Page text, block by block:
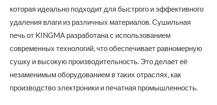
которая идеально подходит для быстрого и эффективного
удаления влаги из различных материалов. Сушильная
печь от KINGMA разработана с использованием
современных технологий, что обеспечивает равномерную
сушку и высокую производительность. Это делает её
незаменимым оборудованием в таких отраслях, как
производство электроники и печатная промышленность.